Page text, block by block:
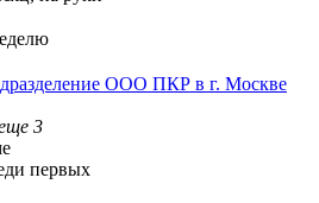
ООО ПКР в г. Москве
3
первых